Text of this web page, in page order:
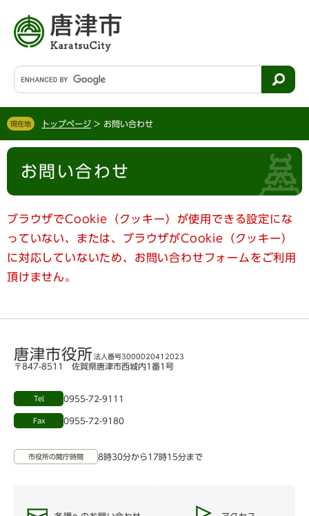
す
。
し
て
文
G
o
g
l
ス
検
現在地 トップページ > お問い合わせ
本
お問い合わせ
ブラウザでCookie（クッキー）が使用できる設定にな
っていない、または、ブラウザがCookie（クッキー）
に対応していないため、お問い合わせフォームをご利用
頂けません。
唐津市役所 法人番号3000020412023
〒847-8511 佐賀県唐津市西城内1番1号
Tel 0955-72-9111
Fax 0955-72-9180
市役所の開庁時間 8時30分から17時15分まで